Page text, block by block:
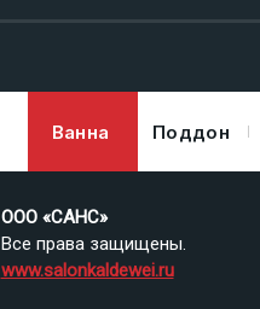
Ванна Поддон
ООО «САНС»
Все права защищены.
www.salonkaldewei.ru